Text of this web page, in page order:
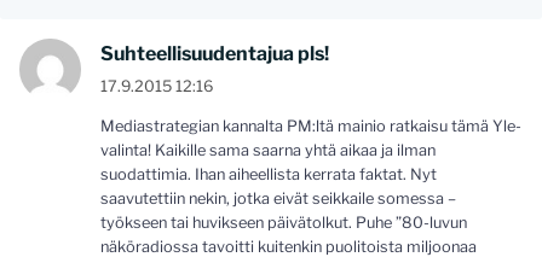
Suhteellisuudentajua pls!
17.9.2015 12:16
Mediastrategian kannalta PM:ltä mainio ratkaisu tämä Yle-
valinta! Kaikille sama saarna yhtä aikaa ja ilman
suodattimia. Ihan aiheellista kerrata faktat. Nyt
saavutettiin nekin, jotka eivät seikkaile somessa –
työkseen tai huvikseen päivätolkut. Puhe ”80-luvun
näköradiossa tavoitti kuitenkin puolitoista miljoonaa